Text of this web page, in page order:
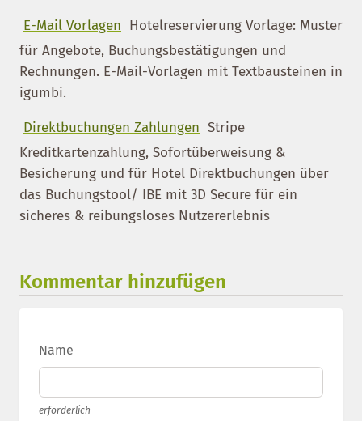
E-Mail Vorlagen Hotelreservierung Vorlage: Muster
für Angebote, Buchungsbestätigungen und
Rechnungen. E-Mail-Vorlagen mit Textbausteinen in
igumbi.
Direktbuchungen Zahlungen Stripe
Kreditkartenzahlung, Sofortüberweisung &
Besicherung und für Hotel Direktbuchungen über
das Buchungstool/ IBE mit 3D Secure für ein
sicheres & reibungsloses Nutzererlebnis
Kommentar hinzufügen
Name
erforderlich